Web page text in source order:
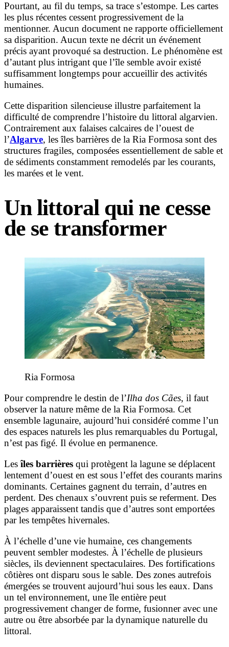
Pourtant, au fil du temps, sa trace s’estompe. Les cartes
les plus récentes cessent progressivement de la
mentionner. Aucun document ne rapporte officiellement
sa disparition. Aucun texte ne décrit un événement
précis ayant provoqué sa destruction. Le phénomène est
d’autant plus intrigant que l’île semble avoir existé
suffisamment longtemps pour accueillir des activités
humaines.
Cette disparition silencieuse illustre parfaitement la
difficulté de comprendre l’histoire du littoral algarvien.
Contrairement aux falaises calcaires de l’ouest de
l’Algarve, les îles barrières de la Ria Formosa sont des
structures fragiles, composées essentiellement de sable et
de sédiments constamment remodelés par les courants,
les marées et le vent.
Un littoral qui ne cesse
de se transformer
Ria Formosa
Pour comprendre le destin de l’Ilha dos Cães, il faut
observer la nature même de la Ria Formosa. Cet
ensemble lagunaire, aujourd’hui considéré comme l’un
des espaces naturels les plus remarquables du Portugal,
n’est pas figé. Il évolue en permanence.
Lesîles barrières qui protègent la lagune se déplacent
lentement d’ouest en est sous l’effet des courants marins
dominants. Certaines gagnent du terrain, d’autres en
perdent. Des chenaux s’ouvrent puis se referment. Des
plages apparaissent tandis que d’autres sont emportées
par les tempêtes hivernales.
À l’échelle d’une vie humaine, ces changements
peuvent sembler modestes. À l’échelle de plusieurs
siècles, ils deviennent spectaculaires. Des fortifications
côtières ont disparu sous le sable. Des zones autrefois
émergées se trouvent aujourd’hui sous les eaux. Dans
un tel environnement, une île entière peut
progressivement changer de forme, fusionner avec une
autre ou être absorbée par la dynamique naturelle du
littoral.